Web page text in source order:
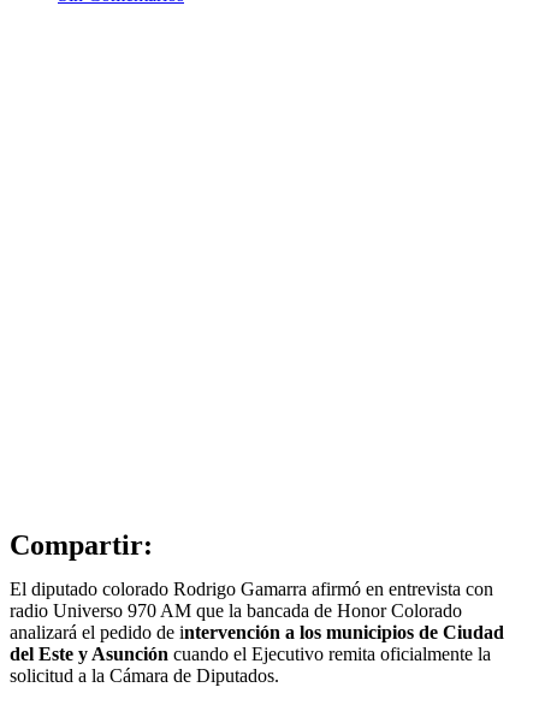
Compartir:
El diputado colorado Rodrigo Gamarra afirmó en entrevista con
radio Universo 970 AM que la bancada de Honor Colorado
analizará el pedido de intervención a los municipios de Ciudad
del Este y Asunción cuando el Ejecutivo remita oficialmente la
solicitud a la Cámara de Diputados.